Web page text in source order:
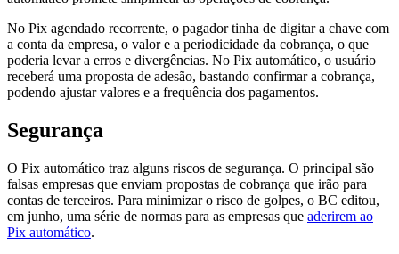
No Pix agendado recorrente, o pagador tinha de digitar a chave com
a conta da empresa, o valor e a periodicidade da cobrança, o que
poderia levar a erros e divergências. No Pix automático, o usuário
receberá uma proposta de adesão, bastando confirmar a cobrança,
podendo ajustar valores e a frequência dos pagamentos.
Segurança
O Pix automático traz alguns riscos de segurança. O principal são
falsas empresas que enviam propostas de cobrança que irão para
contas de terceiros. Para minimizar o risco de golpes, o BC editou,
em junho, uma série de normas para as empresas que aderirem ao
Pix automático.